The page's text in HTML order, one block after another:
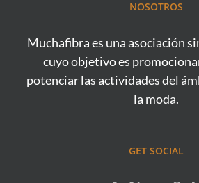
NOSOTROS
Muchafibra es una asociación
cuyo objetivo es
potenciar las actividades del
la moda.
GET SOCIAL